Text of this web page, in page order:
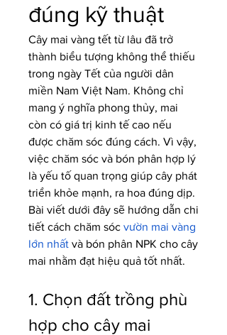
đúng kỹ thuật
Cây mai vàng tết từ lâu đã trở
thành biểu tượng không thể thiếu
trong ngày Tết của người dân
miền Nam Việt Nam. Không chỉ
mang ý nghĩa phong thủy, mai
còn có giá trị kinh tế cao nếu
được chăm sóc đúng cách. Vì vậy,
việc chăm sóc và bón phân hợp lý
là yếu tố quan trọng giúp cây phát
triển khỏe mạnh, ra hoa đúng dịp.
Bài viết dưới đây sẽ hướng dẫn chi
tiết cách chăm sóc vườn mai vàng
lớn nhất và bón phân NPK cho cây
mai nhằm đạt hiệu quả tốt nhất.
1. Chọn đất trồng phù
hợp cho cây mai